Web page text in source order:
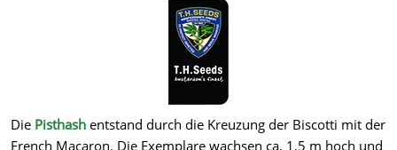
Die Pisthash entstand durch die Kreuzung der Biscotti mit der
French Macaron. Die Exemplare wachsen ca. 1,5 m hoch und